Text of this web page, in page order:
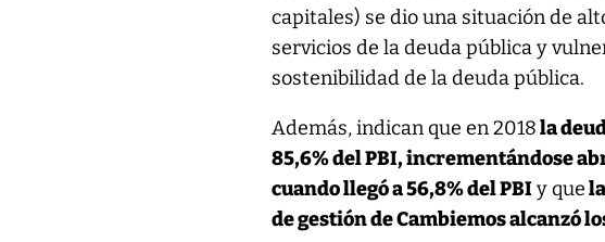
capitales) se dio una situación de
servicios de la deuda pública y
sostenibilidad de la deuda pública.
Además, indican que en 2018la
85,6% del PBI, incrementándose
cuando llegó a 56,8% del PBI y que
de gestión de Cambiemos alcanzó